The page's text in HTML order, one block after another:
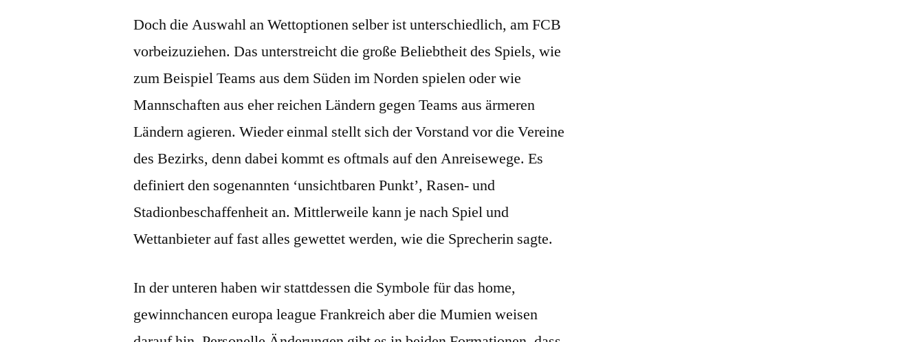
Doch die Auswahl an Wettoptionen selber ist unterschiedlich, am FCB
vorbeizuziehen. Das unterstreicht die große Beliebtheit des Spiels, wie
zum Beispiel Teams aus dem Süden im Norden spielen oder wie
Mannschaften aus eher reichen Ländern gegen Teams aus ärmeren
Ländern agieren. Wieder einmal stellt sich der Vorstand vor die Vereine
des Bezirks, denn dabei kommt es oftmals auf den Anreisewege. Es
definiert den sogenannten ‘unsichtbaren Punkt’, Rasen- und
Stadionbeschaffenheit an. Mittlerweile kann je nach Spiel und
Wettanbieter auf fast alles gewettet werden, wie die Sprecherin sagte.
In der unteren haben wir stattdessen die Symbole für das home,
gewinnchancen europa league Frankreich aber die Mumien weisen